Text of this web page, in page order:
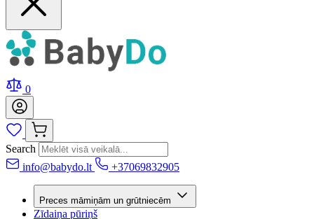
0
Search
info@babydo.lt
+37069832905
Preces māmiņām un grūtniecēm
Zīdaiņa pūriņš